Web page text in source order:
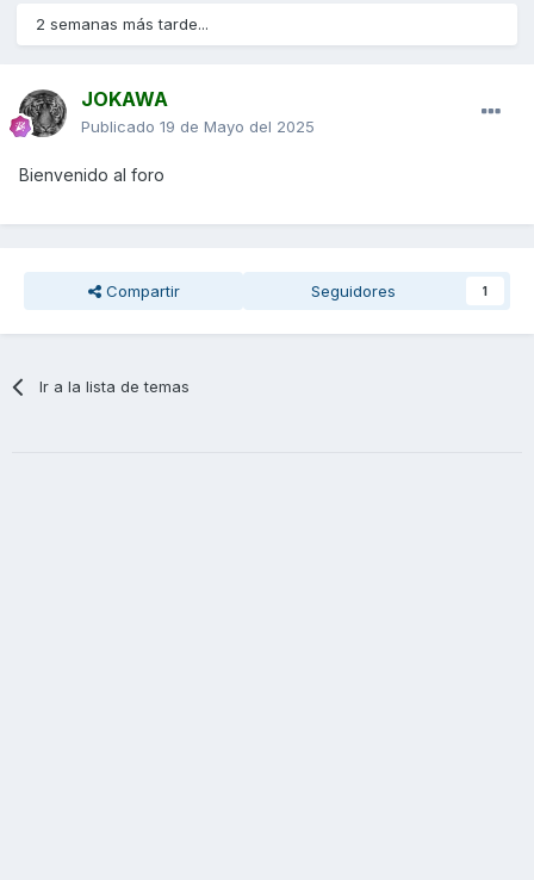
2 semanas más tarde...
JOKAWA
Publicado 19 de Mayo del 2025
Bienvenido al foro
Compartir Seguidores 1
Ir a la lista de temas